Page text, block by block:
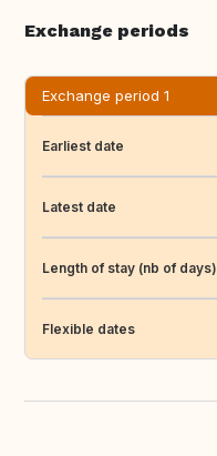
Exchange periods
Exchange period 1
Earliest date
Latest date
Length of stay (nb of days)
Flexible dates